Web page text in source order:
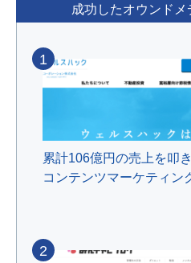
成功したオウンド
累計106億円の売上を叩
コンテンツマーケティン
1
2